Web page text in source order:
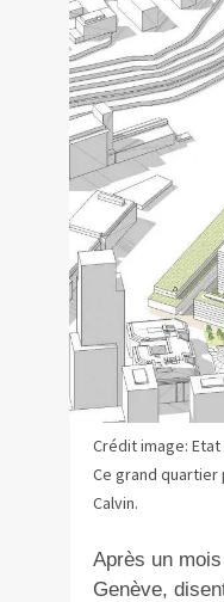
Crédit image:
Ce grand
Calvin.
Après un
Genève,